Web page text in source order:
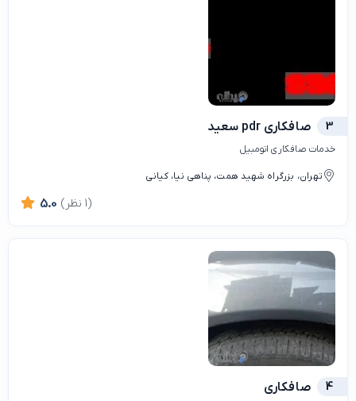
3 صافکاری pdr سعید
خدمات صافکاری اتومبیل
تهران، بزرگراه شهید همت، پناهی نیا، کیانی
5.0 (1 نظر)
4 صافکاری